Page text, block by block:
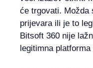
će trgovati. Možda
prijevara ili je to
Bitsoft 360 nije
legitimna